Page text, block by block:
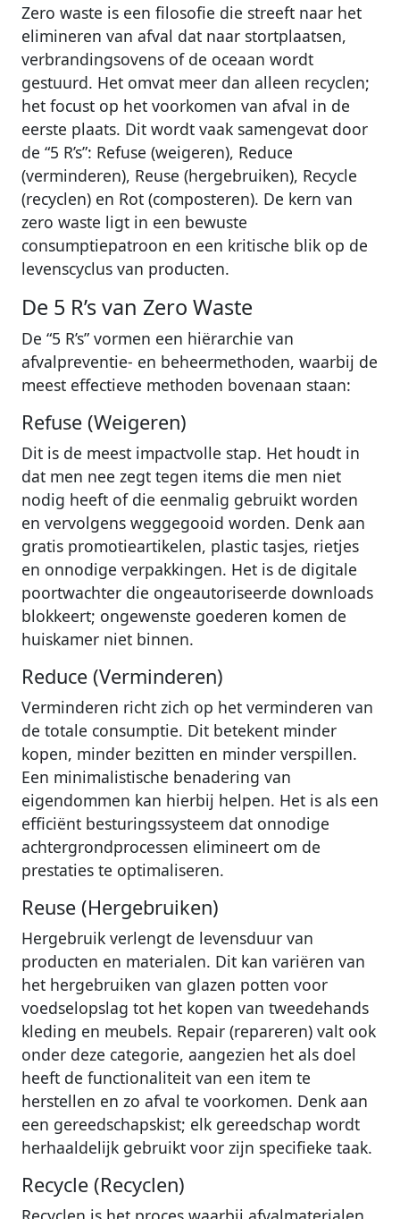
Zero waste is een filosofie die streeft naar het
elimineren van afval dat naar stortplaatsen,
verbrandingsovens of de oceaan wordt
gestuurd. Het omvat meer dan alleen recyclen;
het focust op het voorkomen van afval in de
eerste plaats. Dit wordt vaak samengevat door
de “5 R’s”: Refuse (weigeren), Reduce
(verminderen), Reuse (hergebruiken), Recycle
(recyclen) en Rot (composteren). De kern van
zero waste ligt in een bewuste
consumptiepatroon en een kritische blik op de
levenscyclus van producten.
De 5 R’s van Zero Waste
De “5 R’s” vormen een hiërarchie van
afvalpreventie- en beheermethoden, waarbij de
meest effectieve methoden bovenaan staan:
Refuse (Weigeren)
Dit is de meest impactvolle stap. Het houdt in
dat men nee zegt tegen items die men niet
nodig heeft of die eenmalig gebruikt worden
en vervolgens weggegooid worden. Denk aan
gratis promotieartikelen, plastic tasjes, rietjes
en onnodige verpakkingen. Het is de digitale
poortwachter die ongeautoriseerde downloads
blokkeert; ongewenste goederen komen de
huiskamer niet binnen.
Reduce (Verminderen)
Verminderen richt zich op het verminderen van
de totale consumptie. Dit betekent minder
kopen, minder bezitten en minder verspillen.
Een minimalistische benadering van
eigendommen kan hierbij helpen. Het is als een
efficiënt besturingssysteem dat onnodige
achtergrondprocessen elimineert om de
prestaties te optimaliseren.
Reuse (Hergebruiken)
Hergebruik verlengt de levensduur van
producten en materialen. Dit kan variëren van
het hergebruiken van glazen potten voor
voedselopslag tot het kopen van tweedehands
kleding en meubels. Repair (repareren) valt ook
onder deze categorie, aangezien het als doel
heeft de functionaliteit van een item te
herstellen en zo afval te voorkomen. Denk aan
een gereedschapskist; elk gereedschap wordt
herhaaldelijk gebruikt voor zijn specifieke taak.
Recycle (Recyclen)